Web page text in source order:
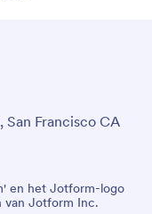
Francisco CA
en het Jotform-logo
van Jotform Inc.